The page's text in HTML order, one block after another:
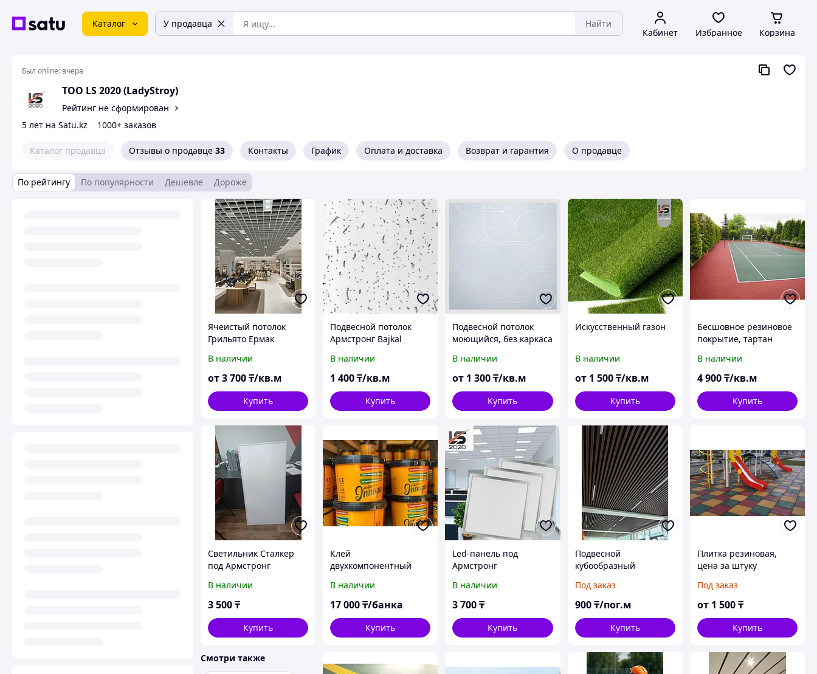
Каталог У продавца Найти
Кабинет Избранное Корзина
Был online: вчера
ТОО LS 2020 (LadyStroy)
Рейтинг не сформирован
5 лет на Satu.kz
1000+ заказов
Каталог продавца Отзывы о продавце 33 Контакты График Оплата и доставка Возврат и гарантия О продавце
По рейтингу По популярности Дешевле Дороже
Ячеистый потолок
Грильято Ермак
В наличии
от3 700₸/кв.м
Купить
Подвесной потолок
Армстронг Bajkal
В наличии
1 400₸/кв.м
Купить
Подвесной потолок
моющийся, без каркаса
В наличии
от 1 300₸/кв.м
Купить
Искусственный газон
В наличии
от 1 500 ₸/кв.м
Купить
Бесшовное резиновое
покрытие, тартан
В наличии
4 900₸/кв.м
Купить
Светильник Сталкер
под Армстронг
В наличии
3 500₸
Купить
Клей
двухкомпонентный
отвердитель
В наличии
17 000₸/банка
Купить
Led-панель под
Армстронг
В наличии
3 700₸
Купить
Подвесной
кубообразный
Под заказ
900 ₸/пог.м
Купить
Плитка резиновая,
цена за штуку
Под заказ
от 1 500₸
Купить
Смотри также